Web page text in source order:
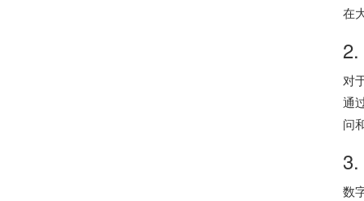
在
2.
对
通
问
数